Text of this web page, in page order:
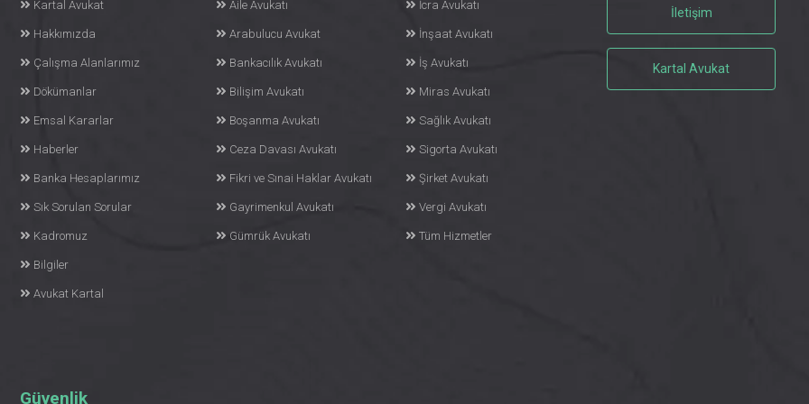
Kartal Avukat
Hakkımızda
Çalışma Alanlarımız
Dökümanlar
Emsal Kararlar
Haberler
Banka Hesaplarımız
Sık Sorulan Sorular
Kadromuz
Bilgiler
Avukat Kartal
Güvenlik
Aile Avukatı
Arabulucu Avukat
Bankacılık Avukatı
Bilişim Avukatı
Boşanma Avukatı
Ceza Davası Avukatı
Fikri ve Sınai Haklar Avukatı
Gayrimenkul Avukatı
Gümrük Avukatı
İcra Avukatı
İnşaat Avukatı
İş Avukatı
Miras Avukatı
Sağlık Avukatı
Sigorta Avukatı
Şirket Avukatı
Vergi Avukatı
Tüm Hizmetler
İletişim
Kartal Avukat